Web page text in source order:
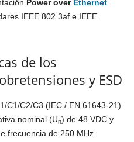
Power over Ethernet
IEEE 802.3af e IEEE
de los
y ESD
C1/C2/C3 (IEC / EN 61643-21)
nominal (Un) de 48 VDC y
frecuencia de 250 MHz